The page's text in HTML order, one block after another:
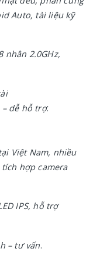
Auto, tài liệu kỹ
nhân 2.0GHz,
dễ hỗ trợ.
Việt Nam, nhiều
hợp camera
IPS, hỗ trợ
– tư vấn.